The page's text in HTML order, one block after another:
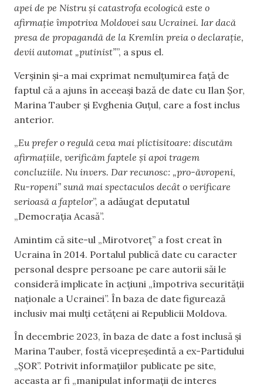
apei de pe Nistru și catastrofa ecologică este o
afirmație împotriva Moldovei sau Ucrainei. Iar dacă
presa de propagandă de la Kremlin preia o declarație,
devii automat „putinist””, a spus el.
Verșinin și-a mai exprimat nemulțumirea față de
faptul că a ajuns în aceeași bază de date cu Ilan Șor,
Marina Tauber și Evghenia Guțul, care a fost inclus
anterior.
„Eu prefer o regulă ceva mai plictisitoare: discutăm
afirmațiile, verificăm faptele și apoi tragem
concluziile. Nu invers. Dar recunosc: „pro-ăvropeni,
Ru-ropeni” sună mai spectaculos decât o verificare
serioasă a faptelor”, a adăugat deputatul
„Democrația Acasă”.
Amintim că site-ul „Mirotvoreț” a fost creat în
Ucraina în 2014. Portalul publică date cu caracter
personal despre persoane pe care autorii săi le
consideră implicate în acțiuni „împotriva securității
naționale a Ucrainei”. În baza de date figurează
inclusiv mai mulți cetățeni ai Republicii Moldova.
În decembrie 2023, în baza de date a fost inclusă și
Marina Tauber, fostă vicepreședintă a ex-Partidului
„ȘOR”. Potrivit informațiilor publicate pe site,
aceasta ar fi „manipulat informații de interes